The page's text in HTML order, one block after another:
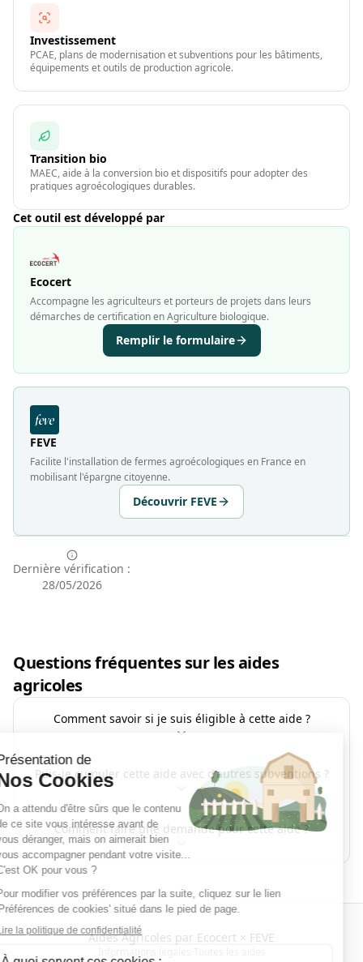
Investissement
PCAE, plans de modernisation et subventions pour les bâtiments,
équipements et outils de production agricole.
Transition bio
MAEC, aide à la conversion bio et dispositifs pour adopter des
pratiques agroécologiques durables.
Cet outil est développé par
Ecocert
Accompagne les agriculteurs et porteurs de projets dans leurs
démarches de certification en Agriculture biologique.
Remplir le formulaire
FEVE
Facilite l'installation de fermes agroécologiques en France en
mobilisant l'épargne citoyenne.
Découvrir FEVE
Dernière vérification :
28/05/2026
Questions fréquentes sur les aides
agricoles
Comment savoir si je suis éligible à cette aide ?
Puis-je cumuler cette aide avec d'autres subventions ?
Comment faire une demande pour cette aide ?
Aides Agricoles par Ecocert × FEVE